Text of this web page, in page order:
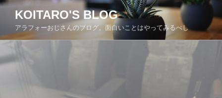
コ
ン
へ
KOITARO'S BLOG
アラフォーおじさんのブログ。面白いことはやってみるべし